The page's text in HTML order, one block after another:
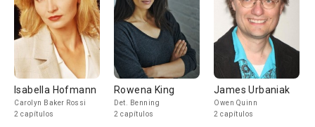
Isabella Hofmann
Carolyn Baker Rossi
2 capítulos
Rowena King
Det. Benning
2 capítulos
James Urbaniak
Owen Quinn
2 capítulos